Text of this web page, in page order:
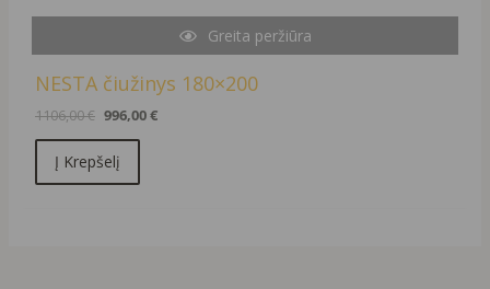
Greita peržiūra
NESTA čiužinys 180×200
1106,00€ 996,00€
Į Krepšelį